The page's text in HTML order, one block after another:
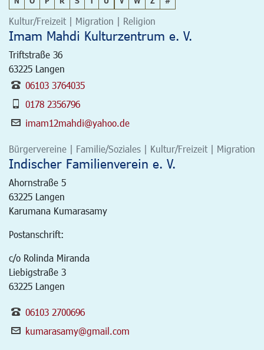
Kultur/Freizeit | Migration | Religion
Imam Mahdi Kulturzentrum e. V.
Triftstraße 36
63225 Langen
06103 3764035
0178 2356796
imam12mahdi@yahoo.de
Bürgervereine | Familie/Soziales | Kultur/Freizeit | Migration
Indischer Familienverein e. V.
Ahornstraße 5
63225 Langen
Karumana Kumarasamy
Postanschrift:
c/o Rolinda Miranda
Liebigstraße 3
63225 Langen
06103 2700696
kumarasamy@gmail.com